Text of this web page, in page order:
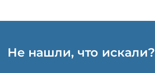
Не нашли, что искали?